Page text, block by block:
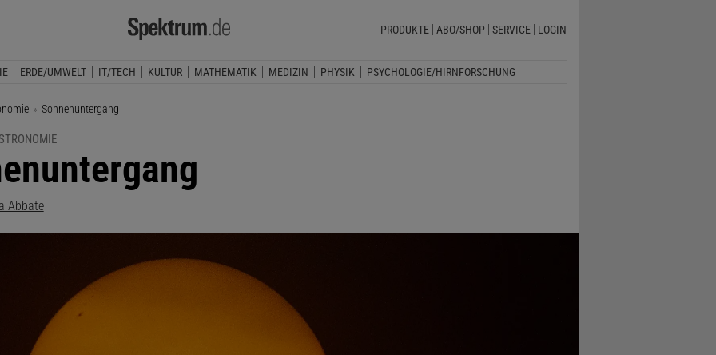
PRODUKTE ABO/SHOP SERVICE LOGIN
ERDE/UMWELT IT/TECH KULTUR MATHEMATIK MEDIZIN PHYSIK PSYCHOLOGIE/HIRNFORSCHUNG
Aktuelle Seite:
Sonnenuntergang
Abbate